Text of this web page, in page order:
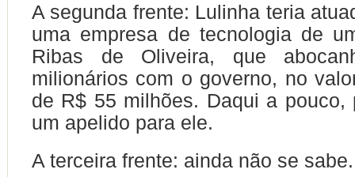
A segunda frente: Lulinha teria
uma empresa de tecnologia de
Ribas de Oliveira, que
milionários com o governo, no
de R$ 55 milhões. Daqui a pouco,
um apelido para ele.
A terceira frente: ainda não se sabe.